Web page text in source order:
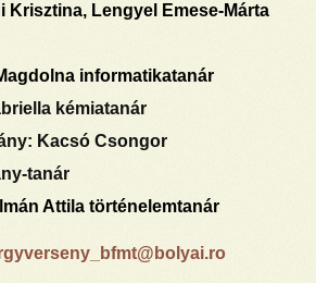
Krisztina, Lengyel Emese-Márta
informatikatanár
kémiatanár
Kacsó Csongor
tanár
Attila történelemtanár